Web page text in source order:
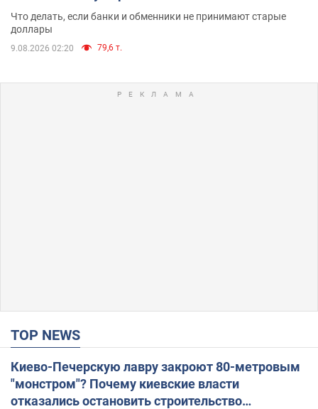
Что делать, если банки и обменники не принимают старые
доллары
9.08.2026 02:20 79,6 т.
TOP NEWS
Киево-Печерскую лавру закроют 80-метровым
"монстром"? Почему киевские власти
отказались остановить строительство